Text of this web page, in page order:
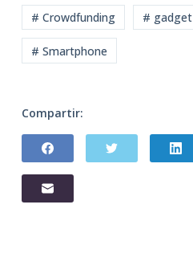
# Crowdfunding # gadget
# Smartphone
Compartir: